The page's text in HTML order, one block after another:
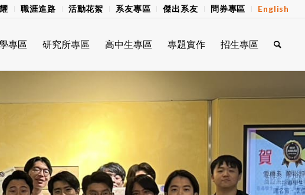
職涯進路 活動花絮 系友專區 傑出系友 問券專區 English
專區 研究所專區 高中生專區 專題實作 招生專區